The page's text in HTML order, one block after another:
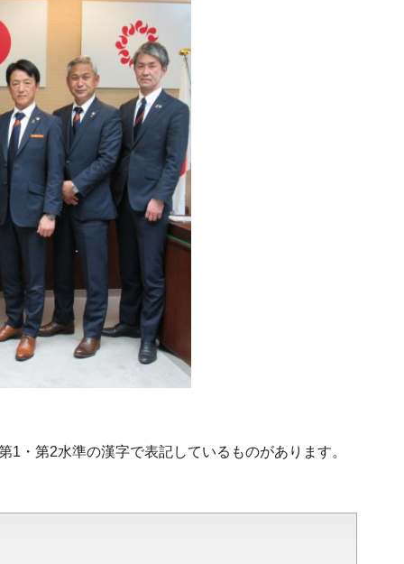
・第2水準の漢字で表記しているものがあります。